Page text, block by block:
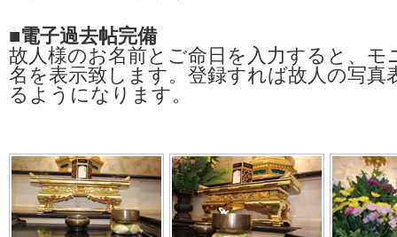
■電子過去帖完備
故人様のお名前とご命日を入力すると、モ
名を表示致します。登録すれば故人の写真
るようになります。